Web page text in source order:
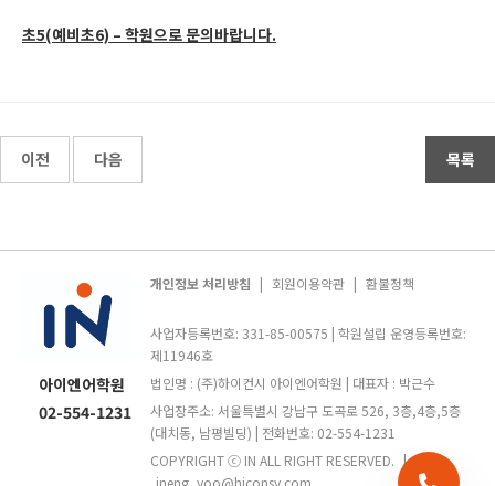
초5(예비초6) – 학원으로 문의바랍니다.
이전 다음 목록
아이엔어학원
02-554-1231
개인정보 처리방침 | 회원이용약관 | 환불정책
사업자등록번호: 331-85-00575 | 학원설립 운영등록번호:
제11946호
법인명 : (주)하이컨시 아이엔어학원 | 대표자 : 박근수
사업장주소: 서울특별시 강남구 도곡로 526, 3층,4층,5층
(대치동, 남평빌딩) | 전화번호: 02-554-1231
COPYRIGHT ⓒ IN ALL RIGHT RESERVED. |
ineng_yoo@hiconsy.com